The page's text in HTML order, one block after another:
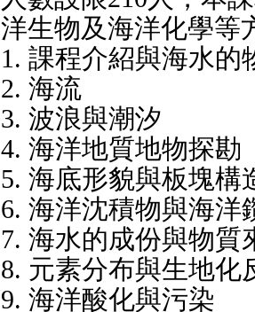
洋生物及海洋化學等
1. 課程介紹與海水的
2. 海流
3. 波浪與潮汐
4. 海洋地質地物探勘
5. 海底形貌與板塊構
6. 海洋沈積物與海洋
7. 海水的成份與物質
8. 元素分布與生地化
9. 海洋酸化與污染